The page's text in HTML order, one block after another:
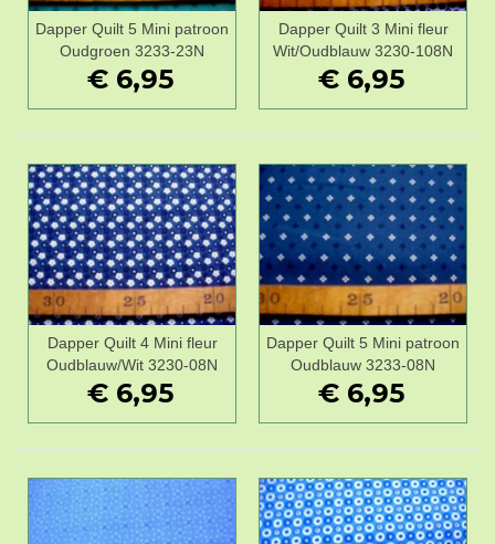
Dapper Quilt 5 Mini patroon
Oudgroen 3233-23N
€ 6,95
Dapper Quilt 3 Mini fleur
Wit/Oudblauw 3230-108N
€ 6,95
Dapper Quilt 4 Mini fleur
Oudblauw/Wit 3230-08N
€ 6,95
Dapper Quilt 5 Mini patroon
Oudblauw 3233-08N
€ 6,95